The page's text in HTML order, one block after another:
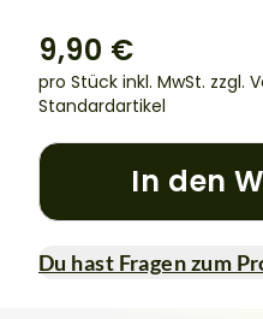
9,90 €
pro Stück inkl. MwSt. zzgl.
Standardartikel
In den
Du hast Fragen zum